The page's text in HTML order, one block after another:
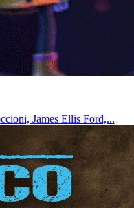
James Ellis Ford,...